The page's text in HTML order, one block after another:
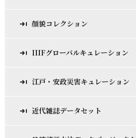
顔貌コレクション
IIIFグローバルキュレーション
江戸・安政災害キュレーション
近代雑誌データセット